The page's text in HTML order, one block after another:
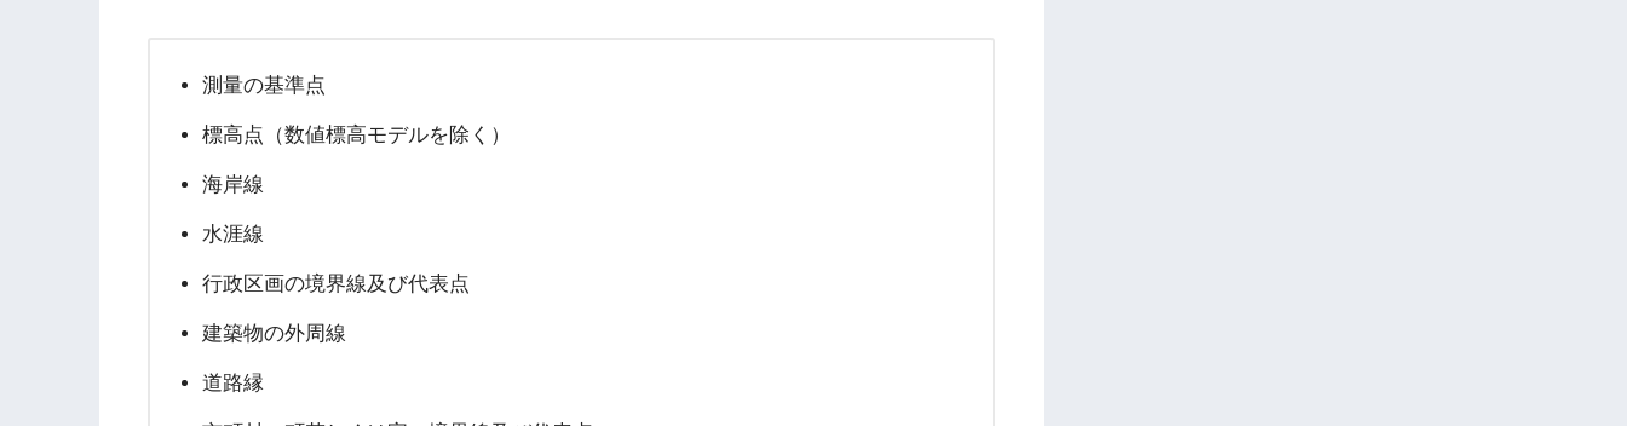
測量の基準点
標高点（数値標高モデルを除く）
海岸線
水涯線
行政区画の境界線及び代表点
建築物の外周線
道路縁